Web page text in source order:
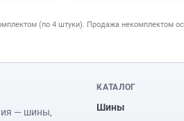
(по 4 штуки). Продажа некомплектом
— шины,
КАТАЛОГ
Шины